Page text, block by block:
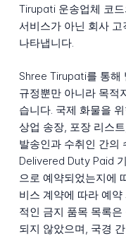
Tirupati 운송업체 코
서비스가 아닌 회사
나타냅니다.
Shree Tirupati를 통해
규정뿐만 아니라 목적
습니다. 국제 화물을
상업 송장, 포장 리스
발송인과 수취인 간의
Delivered Duty Paid
으로 예약되었는지에
비스 계약에 따라 예
적인 금지 품목 목록
되지 않았으며, 국경